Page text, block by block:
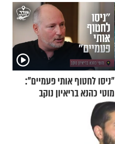
"ניסו לחטוף אותי פעמיים":
מוטי כהנא בריאיון נוקב